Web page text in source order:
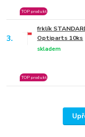
TOP produkt
3.
frklík
Optiparts 10ks
skladem
TOP produkt